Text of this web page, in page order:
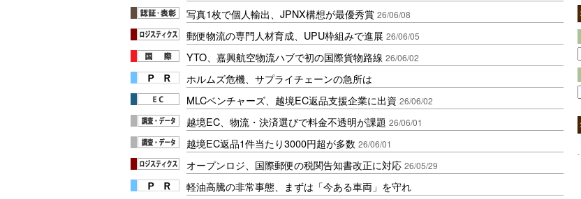
写真1枚で個人輸出、JPNX構想が最優秀賞 26/06/08
郵便物流の専門人材育成、UPU枠組みで進展 26/06/05
YTO、嘉興航空物流ハブで初の国際貨物路線 26/06/02
ホルムズ危機、サプライチェーンの急所は
MLCベンチャーズ、越境EC返品支援企業に出資 26/06/02
越境EC、物流・決済選びで料金不透明が課題 26/06/01
越境EC返品1件当たり3000円超が多数 26/06/01
オープンロジ、国際郵便の税関告知書改正に対応 26/05/29
軽油高騰の非常事態、まずは「今ある車両」を守れ